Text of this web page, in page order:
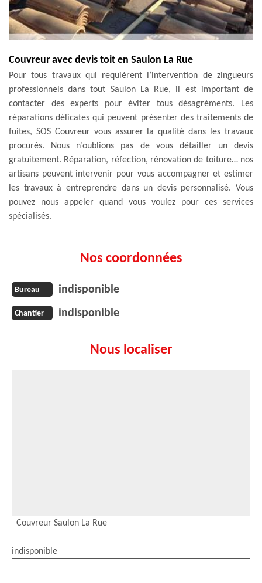
Couvreur avec devis toit en Saulon La Rue
Pour tous travaux qui requièrent l’intervention de zingueurs
professionnels dans tout Saulon La Rue, il est important de
contacter des experts pour éviter tous désagréments. Les
réparations délicates qui peuvent présenter des traitements de
fuites, SOS Couvreur vous assurer la qualité dans les travaux
procurés. Nous n’oublions pas de vous détailler un devis
gratuitement. Réparation, réfection, rénovation de toiture… nos
artisans peuvent intervenir pour vous accompagner et estimer
les travaux à entreprendre dans un devis personnalisé. Vous
pouvez nous appeler quand vous voulez pour ces services
spécialisés.
Nos coordonnées
Bureau indisponible
Chantier indisponible
Nous localiser
Couvreur Saulon La Rue
indisponible